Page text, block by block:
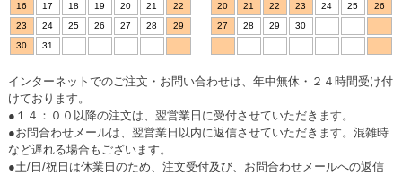
16
17 18 19 20 21
22
23
24 25 26 27 28
29
30
31
20
21 22 23 24 25
26
27
28 29 30
インターネットでのご注文・お問い合わせは、年中無休・２４時間受け付
けております。
●１４：００以降の注文は、翌営業日に受付させていただきます。
●お問合わせメールは、翌営業日以内に返信させていただきます。混雑時
など遅れる場合もございます。
●土/日/祝日は休業日のため、注文受付及び、お問合わせメールへの返信